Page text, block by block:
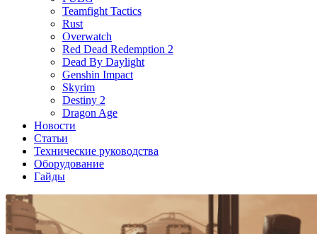
Teamfight Tactics
Rust
Overwatch
Red Dead Redemption 2
Dead By Daylight
Genshin Impact
Skyrim
Destiny 2
Dragon Age
Новости
Статьи
Технические руководства
Оборудование
Гайды